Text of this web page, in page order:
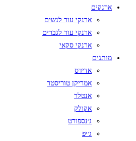
ארנקים
ארנקי עור לנשים
ארנקי עור לגברים
ארנקי סקאי
מותגים
אדידס
אמריקן טוריסטר
אנטלר
אקולק
ג׳נספורט
ג׳יפ